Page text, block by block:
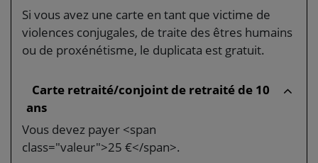
Si vous avez une carte en tant que victime de
violences conjugales, de traite des êtres humains
ou de proxénétisme, le duplicata est gratuit.
Carte retraité/conjoint de retraité de 10
ans
Vous devez payer <span
class="valeur">25 €</span>.